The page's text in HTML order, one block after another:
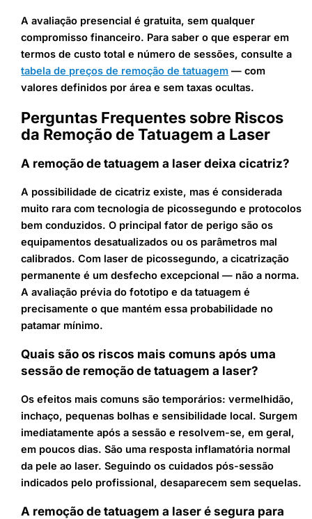
A avaliação presencial é gratuita, sem qualquer
compromisso financeiro. Para saber o que esperar em
termos de custo total e número de sessões, consulte a
tabela de preços de remoção de tatuagem — com
valores definidos por área e sem taxas ocultas.
Perguntas Frequentes sobre Riscos
da Remoção de Tatuagem a Laser
A remoção de tatuagem a laser deixa cicatriz?
A possibilidade de cicatriz existe, mas é considerada
muito rara com tecnologia de picossegundo e protocolos
bem conduzidos. O principal fator de perigo são os
equipamentos desatualizados ou os parâmetros mal
calibrados. Com laser de picossegundo, a cicatrização
permanente é um desfecho excepcional — não a norma.
A avaliação prévia do fototipo e da tatuagem é
precisamente o que mantém essa probabilidade no
patamar mínimo.
Quais são os riscos mais comuns após uma
sessão de remoção de tatuagem a laser?
Os efeitos mais comuns são temporários: vermelhidão,
inchaço, pequenas bolhas e sensibilidade local. Surgem
imediatamente após a sessão e resolvem-se, em geral,
em poucos dias. São uma resposta inflamatória normal
da pele ao laser. Seguindo os cuidados pós-sessão
indicados pelo profissional, desaparecem sem sequelas.
A remoção de tatuagem a laser é segura para